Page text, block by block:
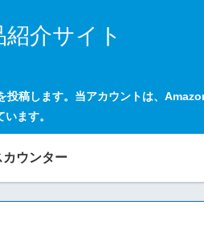
介サイト
稿します。当アカウントは、
ます。
カウンター